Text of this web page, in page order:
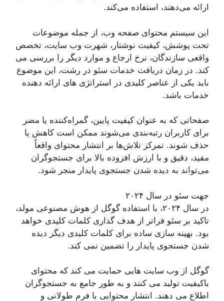
ارائه می‌دهند، استفاده می‌کند.
این سیستم محتوای صفحه وب، از جمله موضوعات
تحت پوشش، کیفیت نوشتار، شهرت وب سایت، تخصص
واقعی سازندگان، نرخ ارجاع و موارد دیگر را بررسی می
کند. در زمان دریافت خدمات سئو در رشت، این موضوع
باید یکی از عناصر کلیدی در استراتژی های ارائه دهنده
خدمات باشد.
صفحاتی که به عنوان کیفیت پایین، گمراه‌کننده یا مضر
برای کاربران رتبه‌بندی می‌شوند ممکن است کاهش یا
حذف شوند. تمرکز تلاش‌ها بر انتشار محتوای واقعاً
مفید، دقیق و با ارزش افزوده بالا برای جستجوگران
می‌تواند به دیده شدن جستجوی پایدار منجر شود.
جهت سئو در سال ۲۰۲۴
در سال ۲۰۲۴، با استفاده گوگل از هوش مصنوعی مولد،
تاکید بر سئو فراتر از هدف گذاری کلمات کلیدی خواهد
بود. بهینه سازی ساده برای کلمات کلیدی دیگر دیده
شدن جستجوی پایدار را تضمین نمی کند.
گوگل از وب سایت هایی حمایت می کند که محتوای
باکیفیت تولید می کنند و به طور جامع به جستجوگران
اطلاع می دهند. انتشار محتوایی با فرم طولانی و